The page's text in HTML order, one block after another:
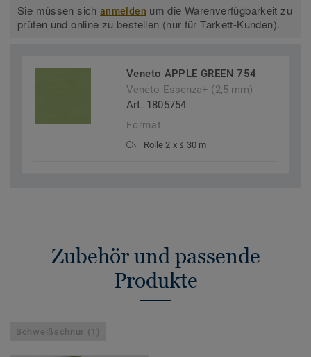
Sie müssen sichanmelden um die Warenverfügbarkeit zu
prüfen und online zu bestellen (nur für Tarkett-Kunden).
Veneto APPLE GREEN 754
Veneto Essenza+ (2,5 mm)
Art. 1805754
Format
Rolle 2 x ≤ 30 m
Zubehör und passende
Produkte
Schweißschnur (1)